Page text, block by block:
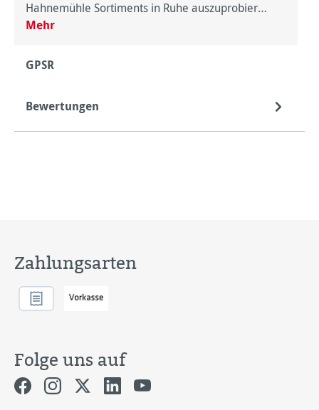
Hahnemühle Sortiments in Ruhe auszuprobier…
Mehr
GPSR
Bewertungen
Zahlungsarten
Folge uns auf